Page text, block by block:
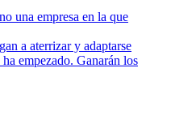
una empresa en la que
a aterrizar y adaptarse
empezado. Ganarán los